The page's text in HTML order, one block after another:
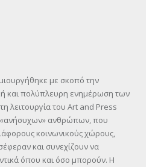
με σκοπό την
και πολύπλευρη ενημέρωση των
λειτουργία του Art and Press
«ανήσυχων» ανθρώπων, που
κοινωνικούς χώρους,
και συνεχίζουν να
όπου και όσο μπορούν. Η